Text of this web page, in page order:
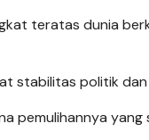
teratas dunia
stabilitas politik
pemulihannya